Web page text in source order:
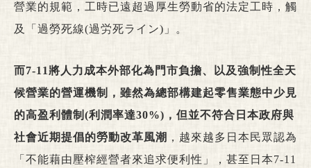
營業的規範，工時已遠超過厚生勞動省的法定工時，觸
及「過勞死線(過労死ライン)」。
而7-11將人力成本外部化為門市負擔、以及強制性全天
候營業的營運機制，雖然為總部構建起零售業態中少見
的高盈利體制(利潤率達30%)，但並不符合日本政府與
社會近期提倡的勞動改革風潮 ，越來越多日本民眾認為
「不能藉由壓榨經營者來追求便利性」，甚至日本7-11